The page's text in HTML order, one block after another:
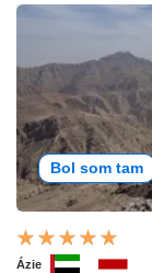
Bol som tam
Ázie